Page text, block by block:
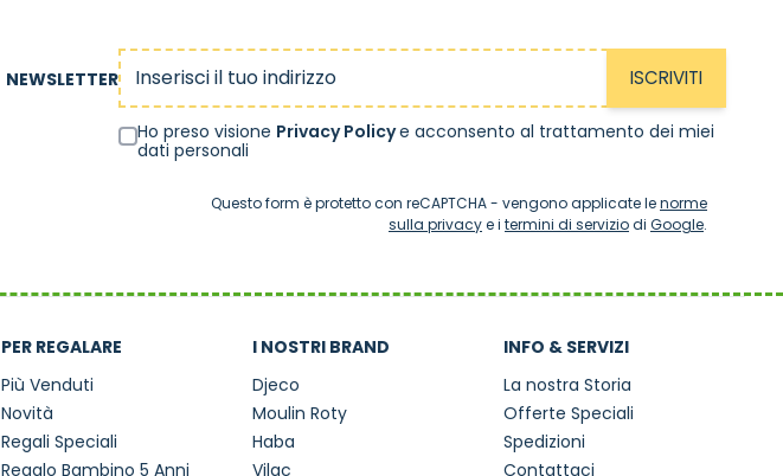
NEWSLETTER
Indirizzo email
Ho preso visione Privacy Policye acconsento al trattamento dei miei
dati personali
ISCRIVITI
Questo form è protetto con reCAPTCHA - vengono applicate lenorme
sulla privacye i termini di serviziodi Google.
PER REGALARE
Più Venduti
Novità
Regali Speciali
Regalo Bambino 5 Anni
I NOSTRI BRAND
Djeco
Moulin Roty
Haba
Vilac
INFO & SERVIZI
La nostra Storia
Offerte Speciali
Spedizioni
Contattaci